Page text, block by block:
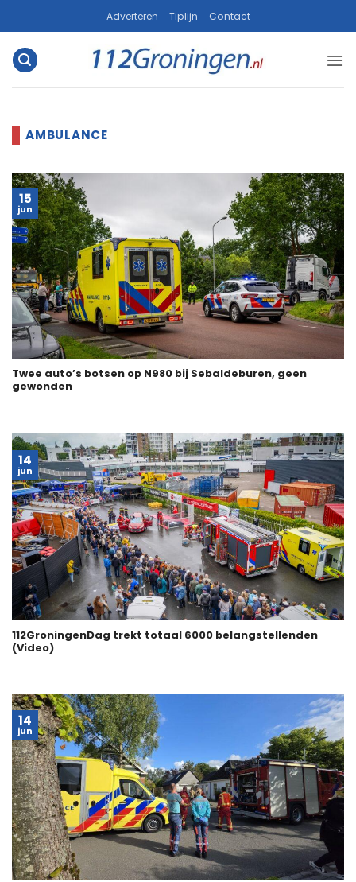
naar
inhoud
Adverteren Tiplijn Contact
Twee auto’s botsen op N980 bij Sebaldeburen, geen
gewonden
15
jun
112GroningenDag trekt totaal 6000 belangstellenden
(Video)
14
jun
14
jun